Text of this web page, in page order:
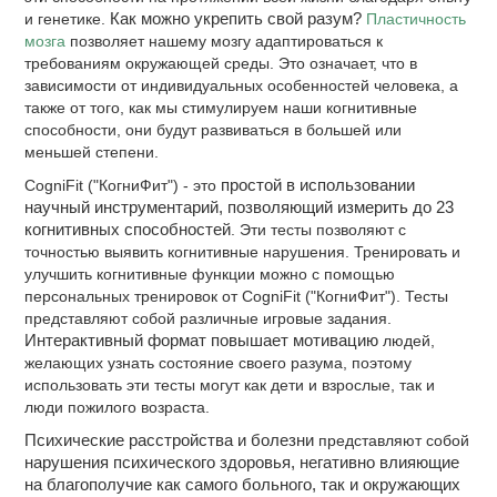
и генетике. Как можно укрепить свой разум? Пластичность
мозга позволяет нашему мозгу адаптироваться к
требованиям окружающей среды. Это означает, что в
зависимости от индивидуальных особенностей человека, а
также от того, как мы стимулируем наши когнитивные
способности, они будут развиваться в большей или
меньшей степени.
CogniFit ("КогниФит") - это простой в использовании
научный инструментарий, позволяющий измерить до 23
когнитивных способностей. Эти тесты позволяют с
точностью выявить когнитивные нарушения. Тренировать и
улучшить когнитивные функции можно с помощью
персональных тренировок от CogniFit ("КогниФит"). Тесты
представляют собой различные игровые задания.
Интерактивный формат повышает мотивацию людей,
желающих узнать состояние своего разума, поэтому
использовать эти тесты могут как дети и взрослые, так и
люди пожилого возраста.
Психические расстройства и болезни представляют собой
нарушения психического здоровья, негативно влияющие
на благополучие как самого больного, так и окружающих